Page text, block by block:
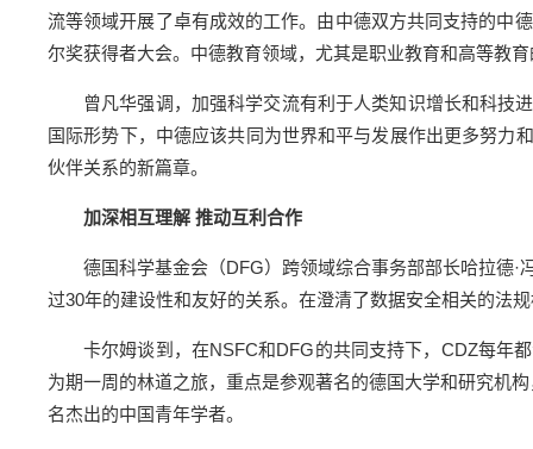
流等领域开展了卓有成效的工作。由中德双方共同支持的中
尔奖获得者大会。中德教育领域，尤其是职业教育和高等教
曾凡华强调，加强科学交流有利于人类知识增长和科技
国际形势下，中德应该共同为世界和平与发展作出更多努力
伙伴关系的新篇章。
加深相互理解 推动互利合作
德国科学基金会（DFG）跨领域综合事务部部长哈拉德
过30年的建设性和友好的关系。在澄清了数据安全相关的法
卡尔姆谈到，在NSFC和DFG的共同支持下，CDZ每年
为期一周的林道之旅，重点是参观著名的德国大学和研究机
名杰出的中国青年学者。